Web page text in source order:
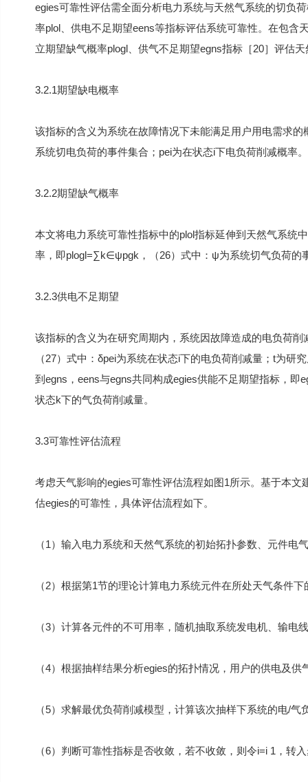
egies可靠性评估需全面分析电力系统与天然气系统的切负
率plol、供电不足期望eens等指标评估系统可靠性。在包含
立期望缺气概率plogl、供气不足期望egns指标［20］评估
3.2.1期望缺电概率
该指标的含义为系统在故障情况下未能满足用户用电需求
系统切电负荷的事件集合；pei为在状态i下电负荷削减概率。
3.2.2期望缺气概率
本文将电力系统可靠性指标中的plol指标延伸到天然气系统
率，即plogl=∑k∈ψpgk，（26）式中：ψ为系统切气负荷的
3.2.3供电不足期望
该指标的含义为在研究周期内，系统因故障造成的电负荷
（27）式中：δpei为系统在状态i下的电负荷削减量；t为研
到egns，eens与egns共同构成egies供能不足期望指标，
状态k下的气负荷削减量。
3.3可靠性评估流程
考虑天气影响的egies可靠性评估流程如图1所示。基于本
估egies的可靠性，具体评估流程如下。
（1）输入电力系统和天然气系统的初始拓扑参数、元件电
（2）根据第1节的理论计算电力系统元件在所处天气条件下
（3）计算各元件的不可用率，随机抽取系统发电机、输电
（4）根据抽样结果分析egies的拓扑情况，用户的供电及供
（5）求解最优负荷削减模型，计算该次抽样下系统的电/气
（6）判断可靠性指标是否收敛，若不收敛，则令i=i 1，转